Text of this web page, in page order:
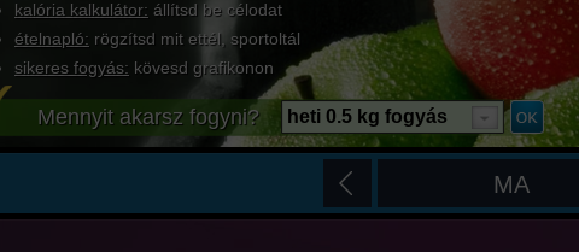
kalória kalkulátor: állítsd be célodat
ételnapló: rögzítsd mit ettél, sportoltál
sikeres fogyás: kövesd grafikonon
Mennyit akarsz fogyni? heti 0.5 kg fogyás
MA